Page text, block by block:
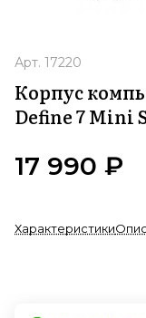
Арт. 17220
Корпус
Define 7 Mini
17 990 ₽
Характеристики